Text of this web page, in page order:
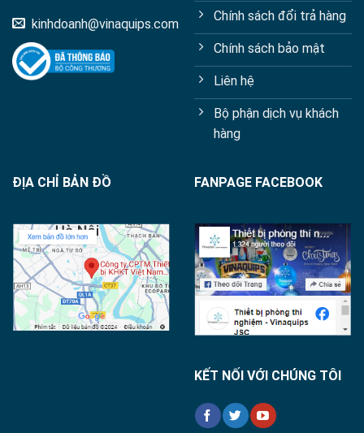
kinhdoanh@vinaquips.com
Chính sách đổi trả hàng
Chính sách bảo mật
Liên hệ
Bộ phận dịch vụ khách
hàng
ĐỊA CHỈ BẢN ĐỒ FANPAGE FACEBOOK
KẾT NỐI VỚI CHÚNG TÔI